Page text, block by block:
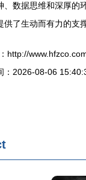
、数据思维和深厚的
了生动而有力的支撑
http://
：2026-08-06